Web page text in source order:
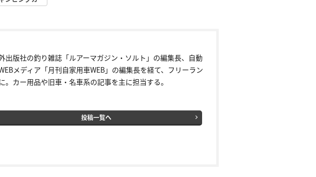
出版社の釣り雑誌「ルアーマガジン・ソルト」の編集長、自動
メディア「月刊自家用車WEB」の編集長を経て、フリーラン
。カー用品や旧車・名車系の記事を主に担当する。
投稿一覧へ